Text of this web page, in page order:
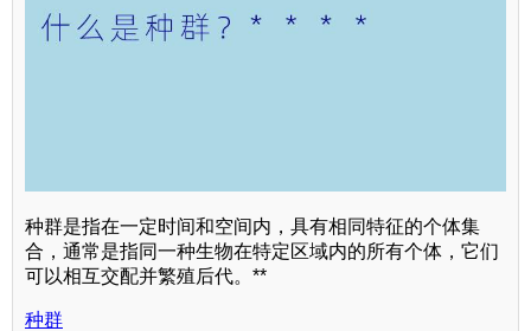
种群是指在一定时间和空间内，具有相同特征的个体集
合，通常是指同一种生物在特定区域内的所有个体，它们
可以相互交配并繁殖后代。**
种群